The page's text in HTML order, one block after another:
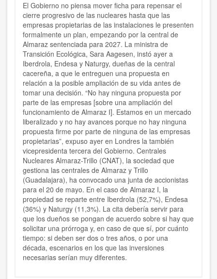
El Gobierno no piensa mover ficha para repensar el
cierre progresivo de las nucleares hasta que las
empresas propietarias de las instalaciones le presenten
formalmente un plan, empezando por la central de
Almaraz sentenciada para 2027. La ministra de
Transición Ecológica, Sara Aagesen, instó ayer a
Iberdrola, Endesa y Naturgy, dueñas de la central
cacereña, a que le entreguen una propuesta en
relación a la posible ampliación de su vida antes de
tomar una decisión. “No hay ninguna propuesta por
parte de las empresas [sobre una ampliación del
funcionamiento de Almaraz I]. Estamos en un mercado
liberalizado y no hay avances porque no hay ninguna
propuesta firme por parte de ninguna de las empresas
propietarias”, expuso ayer en Londres la también
vicepresidenta tercera del Gobierno. Centrales
Nucleares Almaraz-Trillo (CNAT), la sociedad que
gestiona las centrales de Almaraz y Trillo
(Guadalajara), ha convocado una junta de accionistas
para el 20 de mayo. En el caso de Almaraz I, la
propiedad se reparte entre Iberdrola (52,7%), Endesa
(36%) y Naturgy (11,3%). La cita debería servir para
que los dueños se pongan de acuerdo sobre si hay que
solicitar una prórroga y, en caso de que sí, por cuánto
tiempo: si deben ser dos o tres años, o por una
década, escenarios en los que las inversiones
necesarias serían muy diferentes.